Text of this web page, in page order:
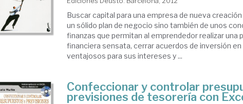
Buscar capital para una empresa de nueva
un sólido plan de negocio sino también de unos
finanzas que permitan al emprendedor realizar una
financiera sensata, cerrar acuerdos de inversión
ventajosos para sus intereses y ...
Confeccionar y controlar
previsiones de tesorería con